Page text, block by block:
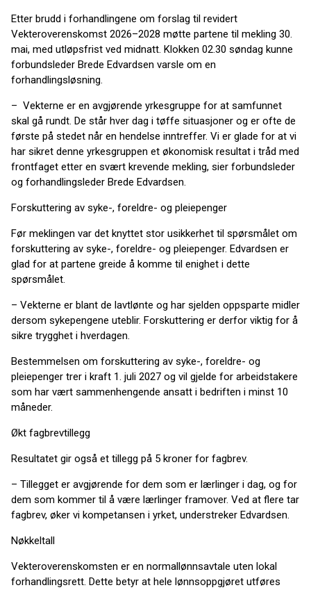
Etter brudd i forhandlingene om forslag til revidert
Vekteroverenskomst 2026–2028 møtte partene til mekling 30.
mai, med utløpsfrist ved midnatt. Klokken 02.30 søndag kunne
forbundsleder Brede Edvardsen varsle om en
forhandlingsløsning.
– Vekterne er en avgjørende yrkesgruppe for at samfunnet
skal gå rundt. De står hver dag i tøffe situasjoner og er ofte de
første på stedet når en hendelse inntreffer. Vi er glade for at vi
har sikret denne yrkesgruppen et økonomisk resultat i tråd med
frontfaget etter en svært krevende mekling, sier forbundsleder
og forhandlingsleder Brede Edvardsen.
Forskuttering av syke-, foreldre- og pleiepenger
Før meklingen var det knyttet stor usikkerhet til spørsmålet om
forskuttering av syke-, foreldre- og pleiepenger. Edvardsen er
glad for at partene greide å komme til enighet i dette
spørsmålet.
– Vekterne er blant de lavtlønte og har sjelden oppsparte midler
dersom sykepengene uteblir. Forskuttering er derfor viktig for å
sikre trygghet i hverdagen.
Bestemmelsen om forskuttering av syke-, foreldre- og
pleiepenger trer i kraft 1. juli 2027 og vil gjelde for arbeidstakere
som har vært sammenhengende ansatt i bedriften i minst 10
måneder.
Økt fagbrevtillegg
Resultatet gir også et tillegg på 5 kroner for fagbrev.
– Tillegget er avgjørende for dem som er lærlinger i dag, og for
dem som kommer til å være lærlinger framover. Ved at flere tar
fagbrev, øker vi kompetansen i yrket, understreker Edvardsen.
Nøkkeltall
Vekteroverenskomsten er en normallønnsavtale uten lokal
forhandlingsrett. Dette betyr at hele lønnsoppgjøret utføres